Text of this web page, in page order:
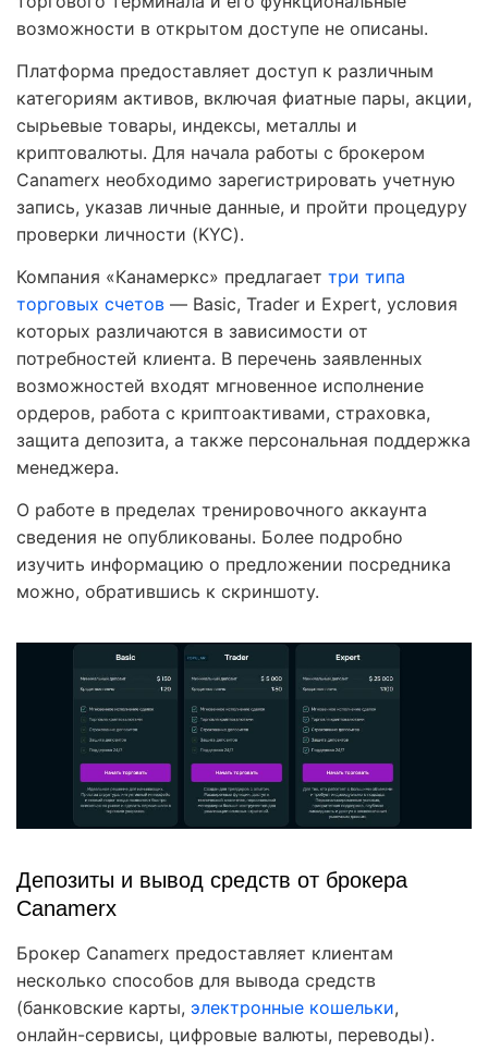
возможности в открытом доступе не описаны.
Платформа предоставляет доступ к различным
категориям активов, включая фиатные пары, акции,
сырьевые товары, индексы, металлы и
криптовалюты. Для начала работы с брокером
Canamerx необходимо зарегистрировать учетную
запись, указав личные данные, и пройти процедуру
проверки личности (KYC).
Компания «Канамеркс» предлагает три типа
торговых счетов — Basic, Trader и Expert, условия
которых различаются в зависимости от
потребностей клиента. В перечень заявленных
возможностей входят мгновенное исполнение
ордеров, работа с криптоактивами, страховка,
защита депозита, а также персональная поддержка
менеджера.
О работе в пределах тренировочного аккаунта
сведения не опубликованы. Более подробно
изучить информацию о предложении посредника
можно, обратившись к скриншоту.
Депозиты и вывод средств от брокера
Canamerx
Брокер Canamerx предоставляет клиентам
несколько способов для вывода средств
(банковские карты, электронные кошельки,
онлайн-сервисы, цифровые валюты, переводы).